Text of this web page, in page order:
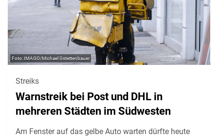
IMAGO/Michael Gstettenbauer
Streiks
Warnstreik bei Post und DHL in
mehreren Städten im Südwesten
Am Fenster auf das gelbe Auto warten dürfte heute